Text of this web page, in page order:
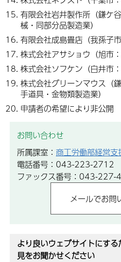
有限会社岩井製作所（鎌ケ
械・同部分品製造業）
有限会社成島畳店（我孫子
株式会社アサショウ（旭市
株式会社ソフケン（白井市
株式会社グリーンマウス（
手道具・金物類製造業）
申請者の希望により非公開
お問い合わせ
所属課室： 商工労働部経営支
電話番号：043-223-2712
ファックス番号：043-227-
より良いウェブサイトにす
見をお聞かせください